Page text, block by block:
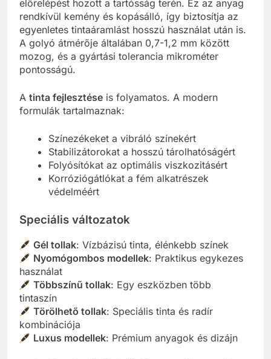
előrelépést hozott a tartósság terén. Ez az anyag
rendkívül kemény és kopásálló, így biztosítja az
egyenletes tintaáramlást hosszú használat után is.
A golyó átmérője általában 0,7-1,2 mm között
mozog, és a gyártási tolerancia mikrométer
pontosságú.
A tinta fejlesztése is folyamatos. A modern
formulák tartalmaznak:
Színezékeket a vibráló színekért
Stabilizátorokat a hosszú tárolhatóságért
Folyósítókat az optimális viszkozitásért
Korróziógátlókat a fém alkatrészek
védelméért
Speciális változatok
Gél tollak: Vízbázisú tinta, élénkebb színek
Nyomógombos modellek: Praktikus egykezes
használat
Többszínű tollak: Egy eszközben több
tintaszín
Törölhető tollak: Speciális tinta és radír
kombinációja
Luxus modellek: Prémium anyagok és dizájn